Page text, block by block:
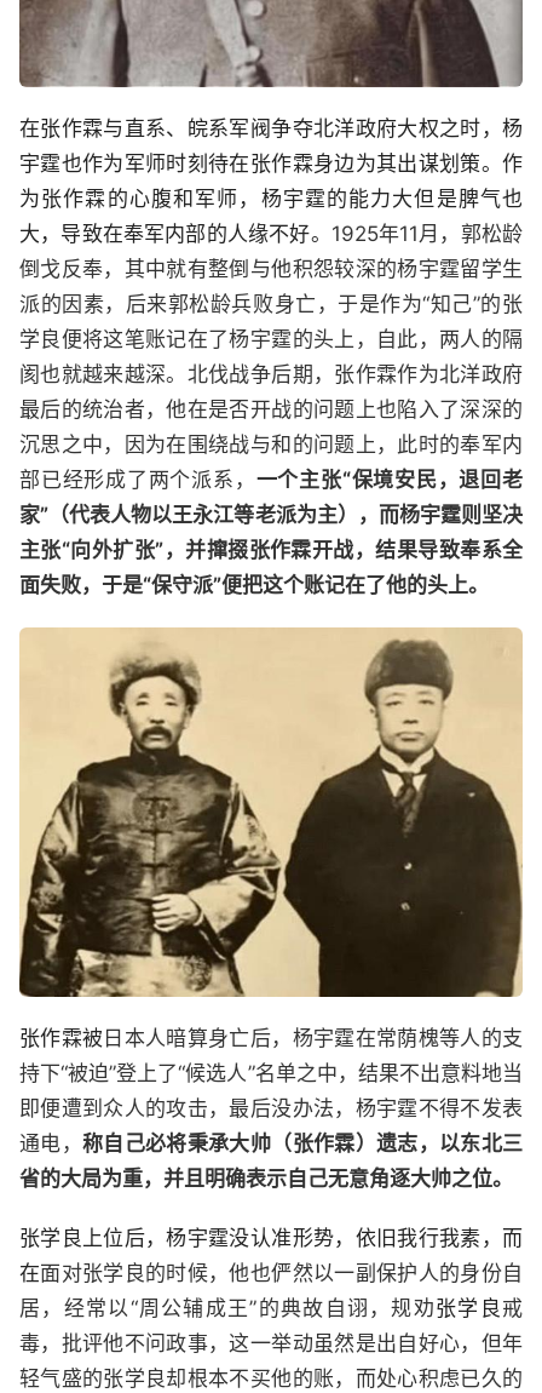
在张作霖与直系、皖系军阀争夺北洋政府大权之时，杨
宇霆也作为军师时刻待在张作霖身边为其出谋划策。作
为张作霖的心腹和军师，杨宇霆的能力大但是脾气也
大，导致在奉军内部的人缘不好。 1925年11月，郭松龄
倒戈反奉，其中就有整倒与他积怨较深的杨宇霆留学生
派的因素，后来郭松龄兵败身亡，于是作为“知己”的张
学良便将这笔账记在了杨宇霆的头上，自此，两人的隔
阂也就越来越深。北伐战争后期，张作霖作为北洋政府
最后的统治者，他在是否开战的问题上也陷入了深深的
沉思之中，因为在围绕战与和的问题上，此时的奉军内
部已经形成了两个派系， 一个主张“保境安民，退回老
家”（代表人物以王永江等老派为主），而杨宇霆则坚决
主张“向外扩张”，并撺掇张作霖开战，结果导致奉系全
面失败，于是“保守派”便把这个账记在了他的头上。
张作霖被 日本人暗算身亡后，杨宇霆在常荫槐等人的支
持下“被迫”登上了“候选人”名单之中，结果不出意料地当
即便遭到众人的攻击，最后没办法，杨宇霆不得不发表
通电，称自己必将秉承大帅（张作霖）遗志，以东北三
省的大局为重，并且明确表示自己无意角逐大帅之位。
张学良上位后，杨宇霆没认准形势，依旧我行我素，而
在面对张学良的时候，他也俨然以一副保护人的身份自
居，经常以“周公辅成王”的典故自诩，规劝张学良 戒
毒，批评他不问政事，这一举动虽然是出自好心，但年
轻气盛的张学良却根本不买他的账，而处心积虑已久的